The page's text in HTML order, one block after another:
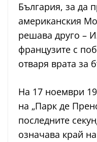
България, за да
американския
решава друго –
французите с
отваря врата за
На 17 ноември
на „Парк де
последните
означава край